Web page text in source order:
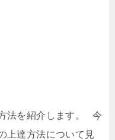
法を紹介します。 今
上達方法について見